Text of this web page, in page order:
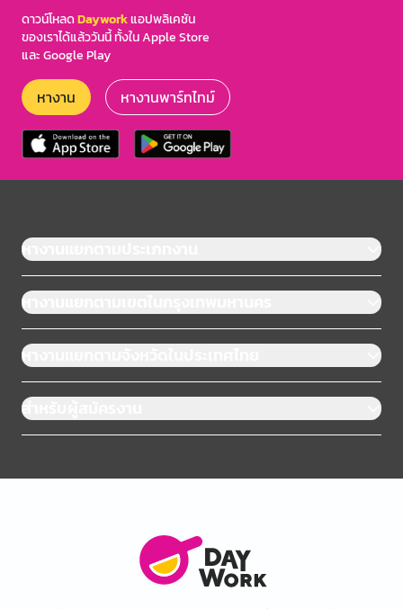
ดาวน์โหลดDayworkแอปพลิเคชัน
ของเราได้แล้ววันนี้ ทั้งใน Apple Store
และ Google Play
หางาน หางานพาร์ทไทม์
หางานแยกตามประเภทงาน
หางานแยกตามเขตในกรุงเทพมหานคร
หางานแยกตามจังหวัดในประเทศไทย
สำหรับผู้สมัครงาน